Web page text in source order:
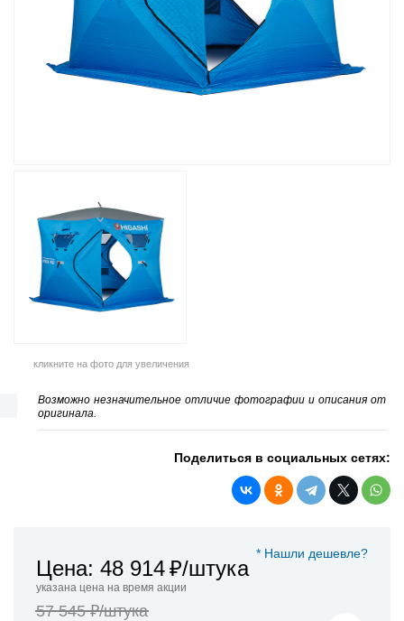
кликните на фото для увеличения
Возможно незначительное отличие фотографии и описания от
оригинала.
Поделиться в социальных сетях:
* Нашли дешевле?
Цена: 48 914₽/штука
указана цена на время акции
57 545 ₽/штука